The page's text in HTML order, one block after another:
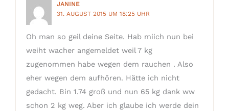
JANINE
31. AUGUST 2015 UM 18:25 UHR
Oh man so geil deine Seite. Hab miich nun bei
weiht wacher angemeldet weil 7 kg
zugenommen habe wegen dem rauchen . Also
eher wegen dem aufhören. Hätte ich nicht
gedacht. Bin 1.74 groß und nun 65 kg dank ww
schon 2 kg weg. Aber ich glaube ich werde dein